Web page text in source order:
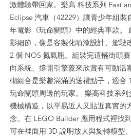
激體驗帶回家。樂高 科技系列 Fast
Eclipse 汽車（42229）讓青少年組裝
年電影《玩命關頭》中的經典車款。
影細節，像是客製化噴漆設計、駕駛
2 個 NOS 氮氣瓶。組裝完這輛街頭
向系統、撐開引擎蓋來欣賞有可動活
砌組合是樂趣滿滿的送禮點子，適合
玩命關頭周邊的玩家。 樂高科技系
機械構造，以平易近人又貼近真實的
念。在 LEGO Builder 應用程式裡找
可在裡面用 3D 說明放大與旋轉模型